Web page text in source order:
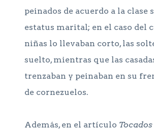
peinados de acuerdo a la clase
estatus marital; en el caso del
niñas lo llevaban corto, las
suelto, mientras que las
trenzaban y peinaban en su
de cornezuelos.
Además, en el artículo